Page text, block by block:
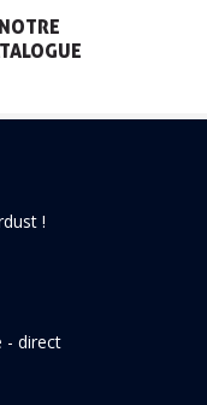
NOTRE
!
- direct